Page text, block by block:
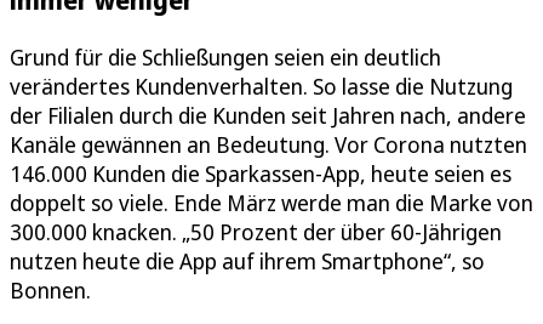
Grund für die Schließungen seien ein deutlich
verändertes Kundenverhalten. So lasse die Nutzung
der Filialen durch die Kunden seit Jahren nach, andere
Kanäle gewännen an Bedeutung. Vor Corona nutzten
146.000 Kunden die Sparkassen-App, heute seien es
doppelt so viele. Ende März werde man die Marke von
300.000 knacken. „50 Prozent der über 60-Jährigen
nutzen heute die App auf ihrem Smartphone“, so
Bonnen.